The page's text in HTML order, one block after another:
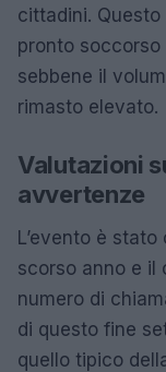
cittadini.
pronto
sebbene il
rimasto elevato.
Valutazioni
avvertenze
L’evento è
scorso anno e il
numero di
di questo fine
quello tipico